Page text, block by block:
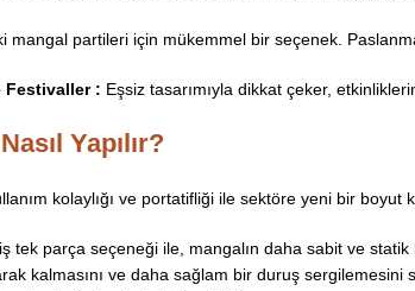
mangal partileri için mükemmel bir seçenek.
Festivaller : Eşsiz tasarımıyla dikkat çeker,
Yapılır?
kolaylığı ve portatifliği ile sektöre yeni bir boyut
tek parça seçeneği ile, mangalın daha sabit ve
kalmasını ve daha sağlam bir duruş